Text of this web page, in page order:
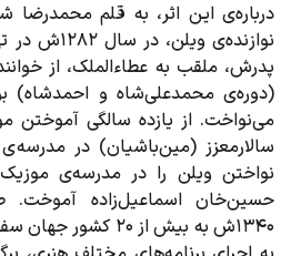
درباره‌ی این اثر، به قلم محمدرضا
نوازنده‌ی
پدرش، ملقب به عطاءالملک، از
(دوره‌ی محمدعلی‌شاه و احمدشاه)
می‌نواخت. از یازده سالگی آموختن
سالارمعزز (مین‌باشیان) در مدرسه
نواختن ویلن را در مدرسه‌ی
حسین‌خان اسماعیل‌زاده آموخت.
۱۳۴۰ش به بیش از ۲۰